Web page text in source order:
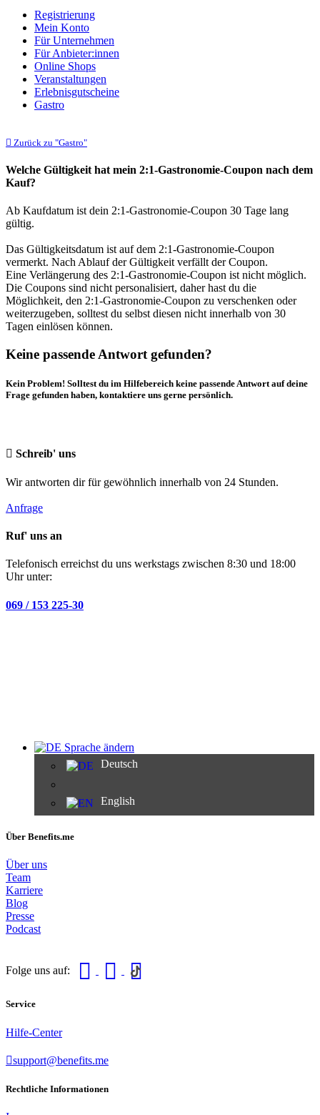
Registrierung
Mein Konto
Für Unternehmen
Für Anbieter:innen
Online Shops
Veranstaltungen
Erlebnisgutscheine
Gastro
Zurück zu "Gastro"
Welche Gültigkeit hat mein 2:1-Gastronomie-Coupon nach dem
Kauf?
Ab Kaufdatum ist dein 2:1-Gastronomie-Coupon 30 Tage lang
gültig.
Das Gültigkeitsdatum ist auf dem 2:1-Gastronomie-Coupon
vermerkt. Nach Ablauf der Gültigkeit verfällt der Coupon.
Eine Verlängerung des 2:1-Gastronomie-Coupon ist nicht möglich.
Die Coupons sind nicht personalisiert, daher hast du die
Möglichkeit, den 2:1-Gastronomie-Coupon zu verschenken oder
weiterzugeben, solltest du selbst diesen nicht innerhalb von 30
Tagen einlösen können.
Keine passende Antwort gefunden?
Kein Problem! Solltest du im Hilfebereich keine passende Antwort auf deine
Frage gefunden haben, kontaktiere uns gerne persönlich.
Schreib' uns
Wir antworten dir für gewöhnlich innerhalb von 24 Stunden.
Anfrage
Ruf' uns an
Telefonisch erreichst du uns werkstags zwischen 8:30 und 18:00
Uhr unter:
069 / 153 225-30
Sprache ändern
Deutsch
English
Über Benefits.me
Über uns
Team
Karriere
Blog
Presse
Podcast
Folge uns auf:
Service
Hilfe-Center
support@benefits.me
Rechtliche Informationen